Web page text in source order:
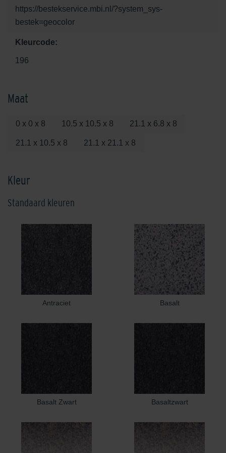
https://bestekservice.mbi.nl/?system_sys-
bestek=geocolor
Kleurcode:
196
Maat
0 x 0 x 8 10.5 x 10.5 x 8 21.1 x 6.8 x 8
21.1 x 10.5 x 8 21.1 x 21.1 x 8
Kleur
Standaard kleuren
Antraciet Basalt
Basalt Zwart Basaltzwart